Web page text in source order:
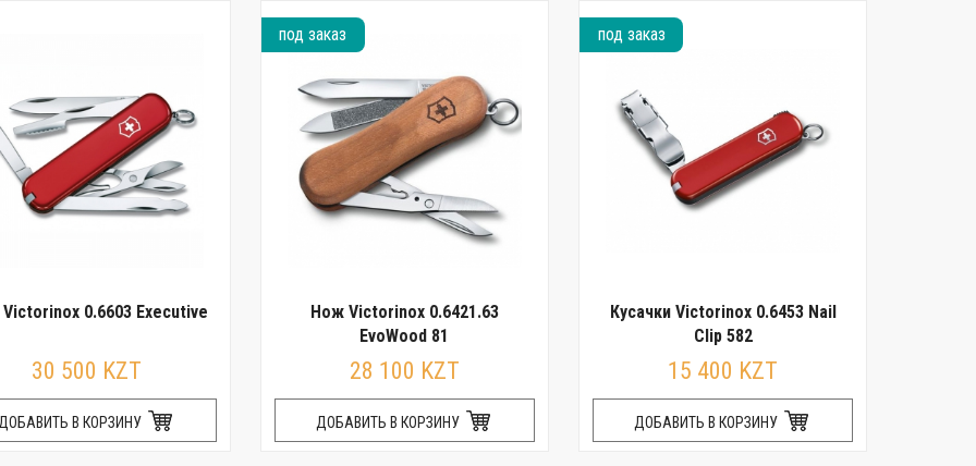
0.6603 Executive
30 500 KZT
В КОРЗИНУ
под заказ
Нож Victorinox 0.6421.63
EvoWood 81
28 100 KZT
ДОБАВИТЬ В КОРЗИНУ
под заказ
Кусачки Victorinox 0.6453 Nail
Clip 582
15 400 KZT
ДОБАВИТЬ В КОРЗИНУ